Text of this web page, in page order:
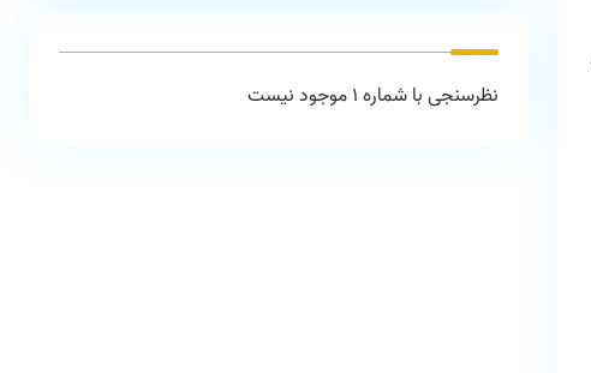
نظرسنجی با شماره 1 موجود نیست